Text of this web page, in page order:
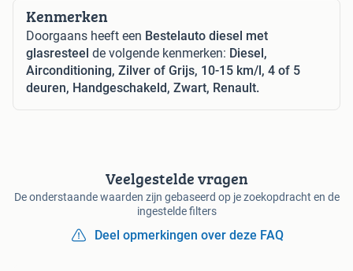
Kenmerken
Doorgaans heeft een Bestelauto diesel met
glasresteel de volgende kenmerken: Diesel,
Airconditioning, Zilver of Grijs, 10-15 km/l, 4 of 5
deuren, Handgeschakeld, Zwart, Renault.
Veelgestelde vragen
De onderstaande waarden zijn gebaseerd op je zoekopdracht en de
ingestelde filters
Deel opmerkingen over deze FAQ